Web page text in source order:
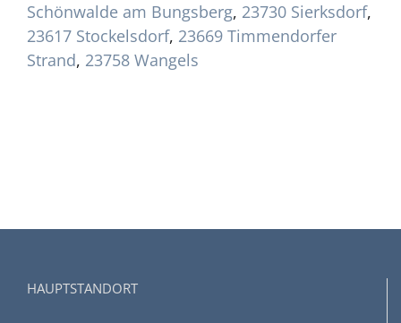
Schönwalde am Bungsberg, 23730 Sierksdorf,
23617 Stockelsdorf, 23669 Timmendorfer
Strand, 23758 Wangels
HAUPTSTANDORT